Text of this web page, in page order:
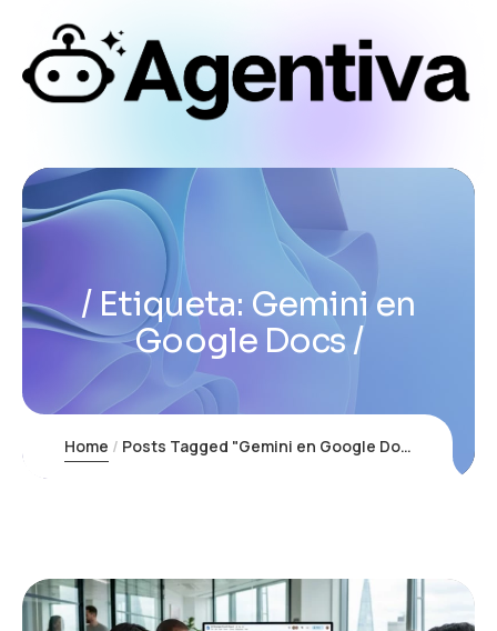
Etiqueta: Gemini en
Google Docs
Home Posts Tagged "Gemini en Google Docs"